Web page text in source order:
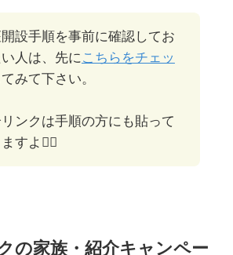
設手順を事前に確認してお
人は、先にこちらをチェッ
てみて下さい。
ンクは手順の方にも貼って
すよ🙆‍♀️
の家族・紹介キャンペー